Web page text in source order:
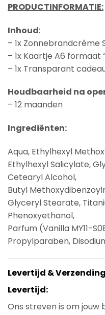
PRODUCTINFORMATIE:
Inhoud:
– 1x Zonnebrandcrème
– 1x Kaartje A6 formaat
– 1x Transparant
Houdbaarheid na
– 12 maanden
Ingrediënten:
Aqua, Ethylhexyl
Ethylhexyl Salicylate,
Cetearyl Alcohol,
Butyl
Glyceryl Stearate,
Phenoxyethanol,
Parfum (Vanilla MY11-
Propylparaben,
Levertijd & Verzending
Levertijd:
Ons streven is om jouw